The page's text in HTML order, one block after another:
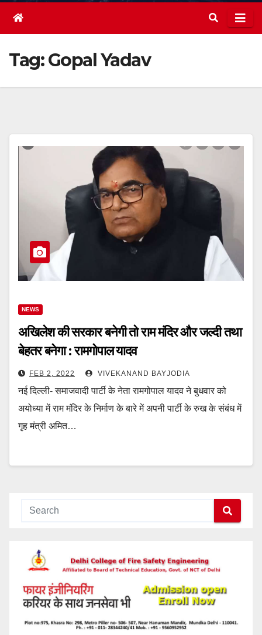
Tag:Gopal Yadav
NEWS
अखिलेश की सरकार बनेगी तो राम मंदिर और जल्दी तथा
बेहतर बनेगा : रामगोपाल यादव
FEB 2, 2022 VIVEKANAND BAYJODIA
नई दिल्ली- समाजवादी पार्टी के नेता रामगोपाल यादव ने बुधवार को
अयोध्या में राम मंदिर के निर्माण के बारे में अपनी पार्टी के रुख के संबंध में
गृह मंत्री अमित…